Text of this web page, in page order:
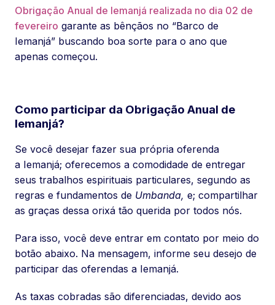
Obrigação Anual de Iemanjá realizada no dia 02 de
fevereiro garante as bênçãos no “Barco de
Iemanjá” buscando boa sorte para o ano que
apenas começou.
Como participar da Obrigação Anual de
Iemanjá?
Se você desejar fazer sua própria oferenda
a Iemanjá; oferecemos a comodidade de entregar
seus trabalhos espirituais particulares, segundo as
regras e fundamentos de Umbanda, e; compartilhar
as graças dessa orixá tão querida por todos nós.
Para isso, você deve entrar em contato por meio do
botão abaixo. Na mensagem, informe seu desejo de
participar das oferendas a Iemanjá.
As taxas cobradas são diferenciadas, devido aos